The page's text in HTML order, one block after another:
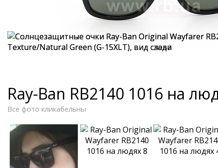
Ray-Ban RB2140 1016 на
Все фото кликабельны